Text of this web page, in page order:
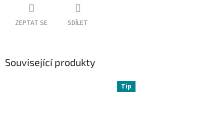
ZEPTAT SE SDÍLET
Související produkty
Tip